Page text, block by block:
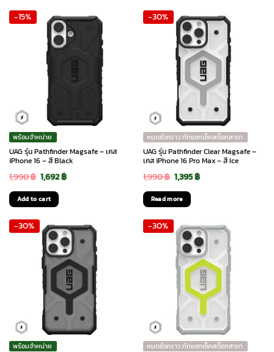
1,990 ฿.1,692 ฿.
1,990 ฿.1,395 ฿.
-15%
พร้อมจำหน่าย
UAG รุ่น Pathfinder Magsafe – เคส
iPhone 16 – สี Black
1,990฿ Original
price
was:
1,990 ฿.
1,692฿Current
1,692 ฿.
Add to cart
-30%
หมดชั่วคราว ทักแชทเช็คสต๊อกสาขา
UAG รุ่น Pathfinder Clear Magsafe –
เคส iPhone 16 Pro Max – สี Ice
1,990฿ Original
price
was:
1,990 ฿.
1,395฿Current
1,395 ฿.
Read more
-30%
พร้อมจำหน่าย
-30%
หมดชั่วคราว ทักแชทเช็คสต๊อกสาขา